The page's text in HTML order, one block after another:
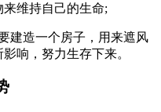
维持自己的生命;
建造一个房子，用来遮风
响，努力生存下来。